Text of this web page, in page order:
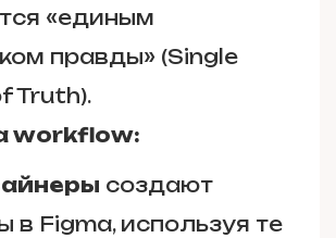
«единым
правды» (Single
Truth).
workflow:
создают
в Figma, используя те